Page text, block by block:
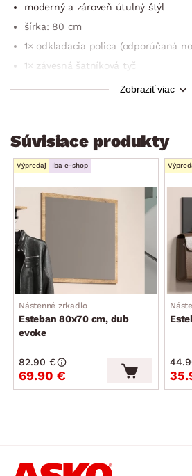
moderný a zároveň útulný štýl
šírka: 80 cm
1× odkladacia polica (odporúčaná
1× závesná šatníková tyč
na zavesenie na stenu (zadné 2-
dodávané v demonte
Zobraziť viac
Súvisiace produkty
Výpredaj Iba e-shop
Nástenné zrkadlo
Esteban 80x70 cm, dub
evoke
69.90 €
82.90 €